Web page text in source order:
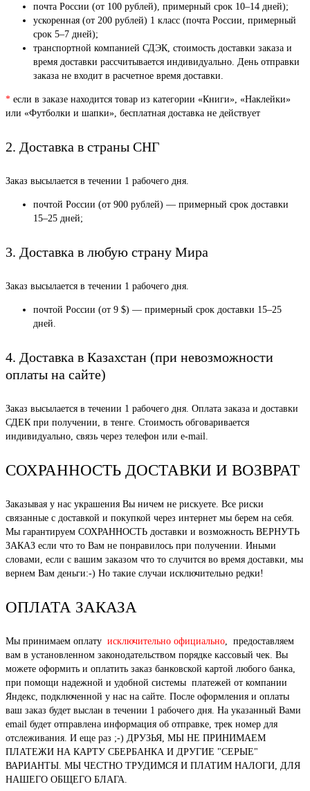
почта России (от 100 рублей), примерный срок 10–14 дней);
ускоренная (от 200 рублей) 1 класс (почта России, примерный
срок 5–7 дней);
транспортной компанией СДЭК, стоимость доставки заказа и
время доставки рассчитывается индивидуально. День отправки
заказа не входит в расчетное время доставки.
* если в заказе находится товар из категории «Книги», «Наклейки»
или «Футболки и шапки», бесплатная доставка не действует
2. Доставка в страны СНГ
Заказ высылается в течении 1 рабочего дня.
почтой России (от 900 рублей) — примерный срок доставки
15–25 дней;
3. Доставка в любую страну Мира
Заказ высылается в течении 1 рабочего дня.
почтой России (от 9 $) — примерный срок доставки 15–25
дней.
4. Доставка в Казахстан (при невозможности
оплаты на сайте)
Заказ высылается в течении 1 рабочего дня. Оплата заказа и доставки
СДЕК при получении, в тенге. Стоимость обговаривается
индивидуально, связь через телефон или e-mail.
СОХРАННОСТЬ ДОСТАВКИ И ВОЗВРАТ
Заказывая у нас украшения Вы ничем не рискуете. Все риски
связанные с доставкой и покупкой через интернет мы берем на себя.
Мы гарантируем СОХРАННОСТЬ доставки и возможность ВЕРНУТЬ
ЗАКАЗ если что то Вам не понравилось при получении. Иными
словами, если с вашим заказом что то случится во время доставки, мы
вернем Вам деньги:-) Но такие случаи исключительно редки!
ОПЛАТА ЗАКАЗА
Мы принимаем оплату исключительно официально, предоставляем
вам в установленном законодательством порядке кассовый чек. Вы
можете оформить и оплатить заказ банковской картой любого банка,
при помощи надежной и удобной системы платежей от компании
Яндекс, подключенной у нас на сайте. После оформления и оплаты
ваш заказ будет выслан в течении 1 рабочего дня. На указанный Вами
email будет отправлена информация об отправке, трек номер для
отслеживания. И еще раз ;-) ДРУЗЬЯ, МЫ НЕ ПРИНИМАЕМ
ПЛАТЕЖИ НА КАРТУ СБЕРБАНКА И ДРУГИЕ "СЕРЫЕ"
ВАРИАНТЫ. МЫ ЧЕСТНО ТРУДИМСЯ И ПЛАТИМ НАЛОГИ, ДЛЯ
НАШЕГО ОБЩЕГО БЛАГА.